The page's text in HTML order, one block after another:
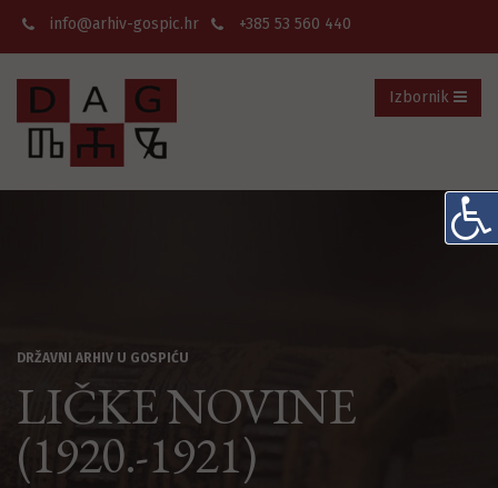
info@arhiv-gospic.hr +385 53 560 440
Izbornik
DRŽAVNI ARHIV U GOSPIĆU
LIČKE NOVINE
(1920.-1921)